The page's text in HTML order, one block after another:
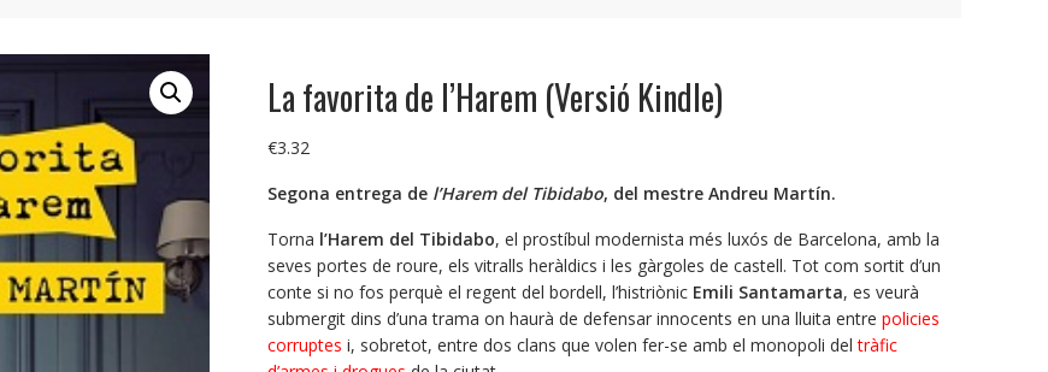
La favorita de l’Harem (Versió Kindle)
€3.32
Segona entrega de l’Harem del Tibidabo, del mestre Andreu Martín.
Torna l’Harem del Tibidabo, el prostíbul modernista més luxós de Barcelona, amb la
seves portes de roure, els vitralls heràldics i les gàrgoles de castell. Tot com sortit d’un
conte si no fos perquè el regent del bordell, l’histriònic Emili Santamarta, es veurà
submergit dins d’una trama on haurà de defensar innocents en una lluita entre policies
corruptes i, sobretot, entre dos clans que volen fer-se amb el monopoli deltràfic